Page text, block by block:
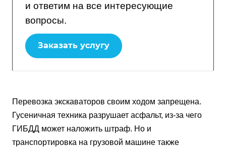
и ответим на все интересующие
вопросы.
Заказать услугу
Перевозка экскаваторов своим ходом запрещена.
Гусеничная техника разрушает асфальт, из-за чего
ГИБДД может наложить штраф. Но и
транспортировка на грузовой машине также